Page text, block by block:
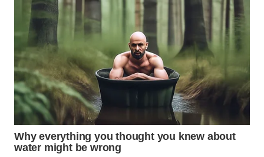
WN
BOGOR
WN
DEPOK
WN
TAPANULI
UTARA
WN